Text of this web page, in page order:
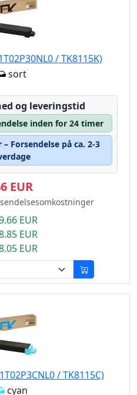
/ TK8115K)
sort
og leveringstid
inden for 24 timer
Forsendelse på ca. 2-3
EUR
EUR
EUR
EUR
/ TK8115C)
cyan